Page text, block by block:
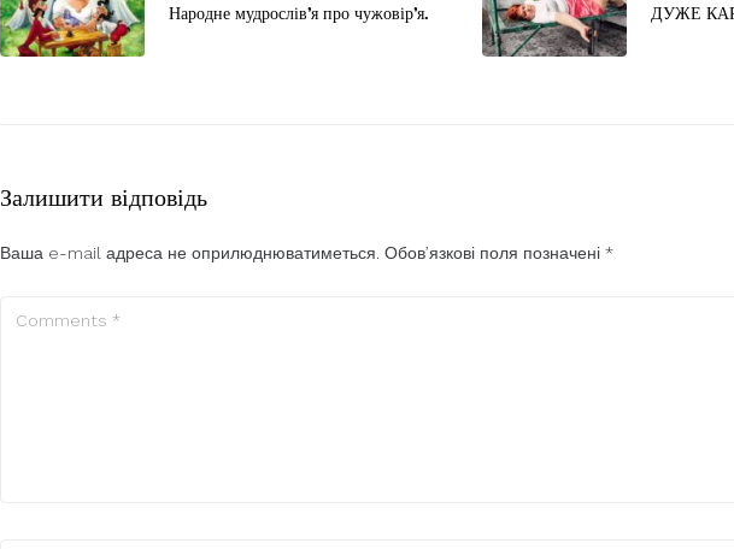
Народне мудрослів’я про чужовір’я. ДУЖЕ
Залишити відповідь
Ваша e-mail адреса не оприлюднюватиметься. Обов’язкові поля позначені *